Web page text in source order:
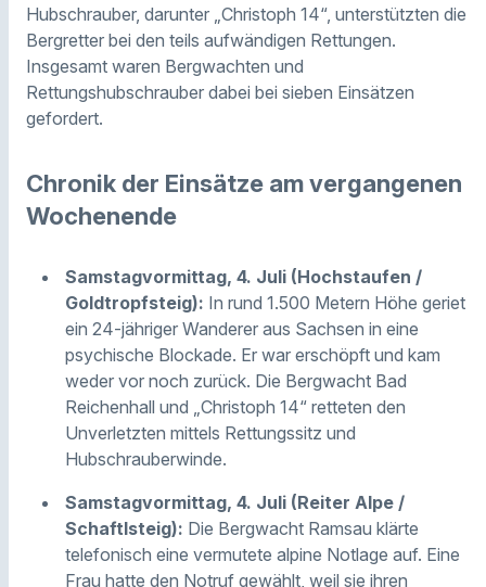
Hubschrauber, darunter „Christoph 14“, unterstützten die
Bergretter bei den teils aufwändigen Rettungen.
Insgesamt waren Bergwachten und
Rettungshubschrauber dabei bei sieben Einsätzen
gefordert.
Chronik der Einsätze am vergangenen
Wochenende
Samstagvormittag, 4. Juli (Hochstaufen /
Goldtropfsteig): In rund 1.500 Metern Höhe geriet
ein 24-jähriger Wanderer aus Sachsen in eine
psychische Blockade. Er war erschöpft und kam
weder vor noch zurück. Die Bergwacht Bad
Reichenhall und „Christoph 14“ retteten den
Unverletzten mittels Rettungssitz und
Hubschrauberwinde.
Samstagvormittag, 4. Juli (Reiter Alpe /
Schaftlsteig): Die Bergwacht Ramsau klärte
telefonisch eine vermutete alpine Notlage auf. Eine
Frau hatte den Notruf gewählt, weil sie ihren